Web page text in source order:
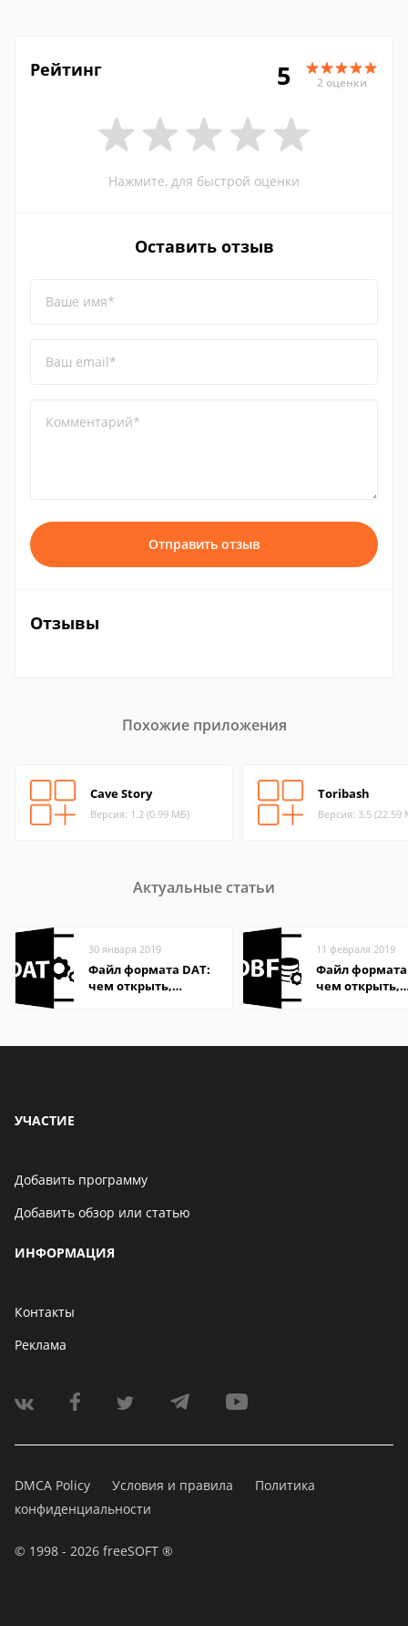
Рейтинг 5 2 оценки
Нажмите, для быстрой оценки
Оставить отзыв
Ваше имя*
Ваш email*
Комментарий*
Отправить отзыв
Отзывы
Похожие приложения
Cave Story
Версия: 1.2 (0.99 МБ)
Toribash
Версия: 3.5 (22.59
Актуальные статьи
30 января 2019
Файл формата DAT:
чем открыть,
11 февраля 2019
Файл формата
чем открыть,
УЧАСТИЕ
Добавить программу
Добавить обзор или статью
ИНФОРМАЦИЯ
Контакты
Реклама
DMCA Policy Условия и правила
Политика
конфиденциальности
© 1998 - 2026 freeSOFT ®